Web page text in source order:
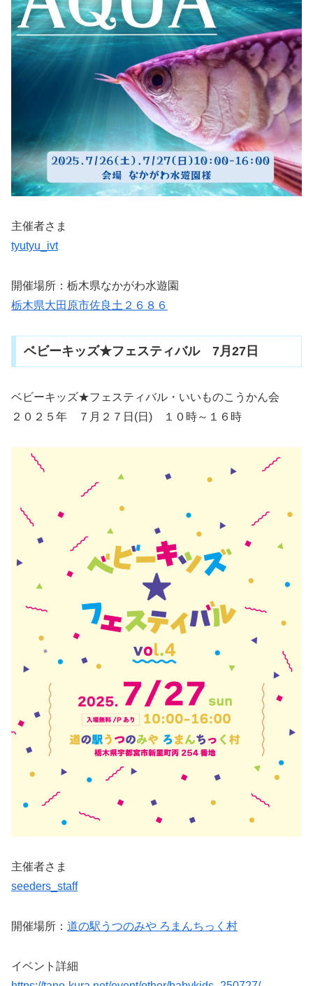
主催者さま
tyutyu_ivt
開催場所：栃木県なかがわ水遊園
栃木県大田原市佐良土２６８６
ベビーキッズ★フェスティバル 7月27日
ベビーキッズ★フェスティバル・いいものこうかん会
２０２５年 ７月２７日(日) １０時～１６時
主催者さま
seeders_staff
開催場所： 道の駅うつのみや ろまんちっく村
イベント詳細